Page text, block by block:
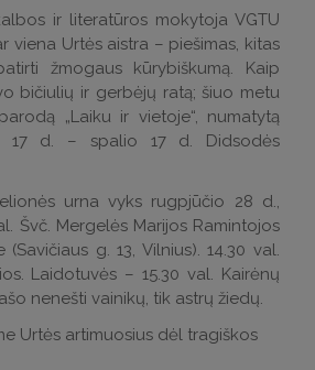
ir literatūros mokytoja VGTU
viena Urtės aistra – piešimas, kitas
žmogaus kūrybiškumą. Kaip
bičiulių ir gerbėjų ratą; šiuo metu
„Laiku ir vietoje“, numatytą
17 d. – spalio 17 d. Didsodės
urna vyks rugpjūčio 28 d.,
Švč. Mergelės Marijos Ramintojos
g. 13, Vilnius). 14.30 val.
Laidotuvės – 15.30 val. Kairėnų
nenešti vainikų, tik astrų žiedų.
Urtės artimuosius dėl tragiškos